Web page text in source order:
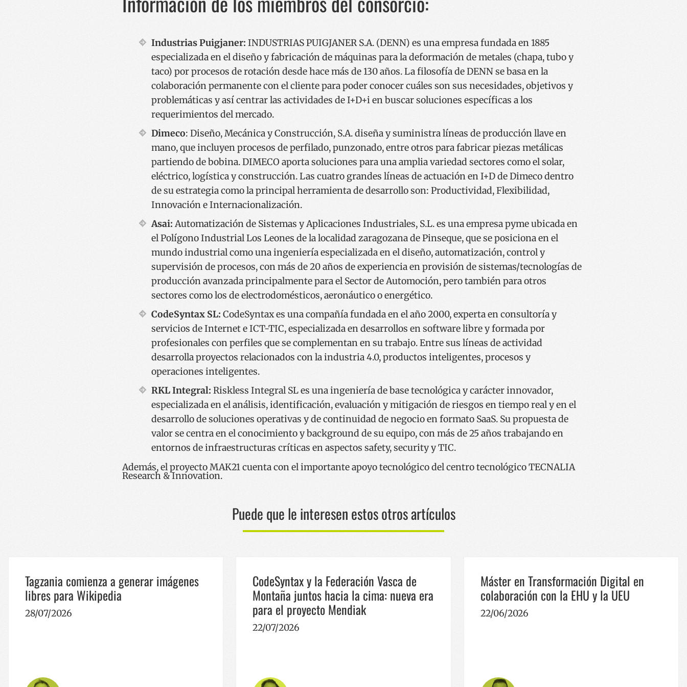
Industrias Puigjaner: INDUSTRIAS PUIGJANER S.A. (DENN) es una empresa fundada en 1885
especializada en el diseño y fabricación de máquinas para la deformación de metales (chapa, tubo y
taco) por procesos de rotación desde hace más de 130 años. La filosofía de DENN se basa en la
colaboración permanente con el cliente para poder conocer cuáles son sus necesidades, objetivos y
problemáticas y así centrar las actividades de I+D+i en buscar soluciones específicas a los
requerimientos del mercado.
Dimeco: Diseño, Mecánica y Construcción, S.A. diseña y suministra líneas de producción llave en
mano, que incluyen procesos de perfilado, punzonado, entre otros para fabricar piezas metálicas
partiendo de bobina. DIMECO aporta soluciones para una amplia variedad sectores como el solar,
eléctrico, logística y construcción. Las cuatro grandes líneas de actuación en I+D de Dimeco dentro
de su estrategia como la principal herramienta de desarrollo son: Productividad, Flexibilidad,
Innovación e Internacionalización.
Asai: Automatización de Sistemas y Aplicaciones Industriales, S.L. es una empresa pyme ubicada en
el Polígono Industrial Los Leones de la localidad zaragozana de Pinseque, que se posiciona en el
mundo industrial como una ingeniería especializada en el diseño, automatización, control y
supervisión de procesos, con más de 20 años de experiencia en provisión de sistemas/tecnologías de
producción avanzada principalmente para el Sector de Automoción, pero también para otros
sectores como los de electrodomésticos, aeronáutico o energético.
CodeSyntax SL: CodeSyntax es una compañía fundada en el año 2000, experta en consultoría y
servicios de Internet e ICT-TIC, especializada en desarrollos en software libre y formada por
profesionales con perfiles que se complementan en su trabajo. Entre sus líneas de actividad
desarrolla proyectos relacionados con la industria 4.0, productos inteligentes, procesos y
operaciones inteligentes.
RKL Integral: Riskless Integral SL es una ingeniería de base tecnológica y carácter innovador,
especializada en el análisis, identificación, evaluación y mitigación de riesgos en tiempo real y en el
desarrollo de soluciones operativas y de continuidad de negocio en formato SaaS. Su propuesta de
valor se centra en el conocimiento y background de su equipo, con más de 25 años trabajando en
entornos de infraestructuras críticas en aspectos safety, security y TIC.
Además, el proyecto MAK21 cuenta con el importante apoyo tecnológico del centro tecnológico TECNALIA
Research & Innovation.
Puede que le interesen estos otros artículos
Tagzania comienza a generar imágenes
libres para Wikipedia
28/07/2026
CodeSyntax y la Federación Vasca de
Montaña juntos hacia la cima: nueva era
para el proyecto Mendiak
22/07/2026
Máster en Transformación Digital en
colaboración con la EHU y la UEU
22/06/2026
Las cookies estrictamente necesarias permiten la funcionalidad principal del sitio web, como el inicio de sesión de usuario y la
__cf_bm
Cloudflare Inc.
.x.com
29 minutos
57 segundos
Cookie hau gizakiak eta bot-ak bereizteko erabiltzen
da. Hori onuragarria da webgunearentzat, beren
webgunearen erabilerari buruzko txosten
baliodunak egiteko.
CookieScriptConsent
CookieScript
www.codesyntax.com
1 año
Cookie hau Cookie-Script.com zerbitzuak erabiltzen
du bisitarien cookien baimenaren hobespenak
gogoratzeko. Beharrezkoa da Cookie-Script.com
cookie banderak ondo funtziona dezan.
VISITOR_PRIVACY_METADATA
.youtube.com
semanas
pribatutasun-aukerak gordetzeko erabiltzen da
gunearekin elkarreragiteko. Bisitariaren baimenari
buruzko datuak erregistratzen ditu pribatutasun
politika eta ezarpen ezberdinei buruz, etorkizuneko
saioetan bere lehentasunak errespetatzen direla
ziurtatuz.
__cf_bm
Cloudflare Inc.
.twitter.com
29 minutos
53 segundos
Cookie hau gizakiak eta bot-ak bereizteko erabiltzen
da. Hori onuragarria da webgunearentzat, beren
webgunearen erabilerari buruzko txosten
www.google.com
semanas
du (_GRECAPTCHA), bere arriskuen analisia
eskaintzeko helburuarekin exekutatzean.
Nombre
Proveedor /
Dominio
Vencimiento Descripción
StatCounter
Ltd
1 año 1 mes
Cookie hau StatCounter-ek ezartzen du lehen aldiz bisitatzen duzun
edo itzuliko zaren.
_ga_R9RG1DCR03 .codesyntax.com
Cookie hau Google Analytics-ek erabiltzen du saioaren egoerari
eusteko.
_ga
Google LLC
.codesyntax.com
1 año 1 mes
Cookie izen hau Google Universal Analytics-ekin lotzen da, hau da,
Google-k gehien erabiltzen duen analisi zerbitzuaren eguneratze
nabarmena da. Cookie hau erabiltzaile bakarrak bereizteko erabiltzen
da, ausaz sortutako zenbaki bat bezeroaren identifikatzaile gisa
guneen analisi txostenetarako.
Nombre
Proveedor /
Dominio
Vencimiento Descripción
__Secure-YNID .youtube.com
5 meses 4
VISITOR_INFO1_LIVE
Google LLC
.youtube.com
semanas
Cookie hau Youtubek ezarri du guneetan txertatutako Youtubeko
bideoen erabiltzaileen hobespenen jarraipena egiteko; webguneko
bisitariak Youtubeko interfazearen bertsio berria edo zaharra
erabiltzen duen ala ez ere zehaztu dezake.
__Secure-
ROLLOUT_TOKEN
.youtube.com
5 meses 4
Cookie honek YouTuberen funtzionalitate eta interfaze berrien
probak kudeatzen ditu. Horren bidez, YouTubek erabiltzaile talde
YSC
Google LLC
.youtube.com
Sesión
Cookie hau Youtubek ezarri du txertatutako bideoen ikuspegien
jarraipena egiteko.
Nombre Proveedor / Dominio Vencimiento
Descripción
sc_is_visitor_unique
StatCounter Ltd
.codesyntax.com
1 año 1 mes Bisita kopurua gordetzeko erabiltzen da.
gordetzeko erabiltzen da, etorkizuneko bisitetan edukia
hautatutako hizkuntzan bistaratuko dela ziurtatzeko.
Política de Privacidad de Google